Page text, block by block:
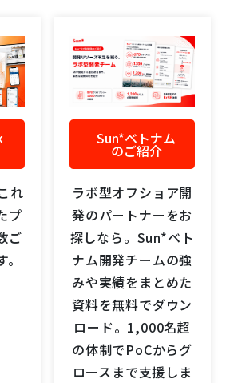
れ
プ
ご
Sun*ベトナム
のご紹介
ラボ型オフショア開
発のパートナーをお
探しなら。Sun*ベト
ナム開発チームの強
みや実績をまとめた
資料を無料でダウン
ロード。1,000名超
の体制でPoCからグ
ロースまで支援しま